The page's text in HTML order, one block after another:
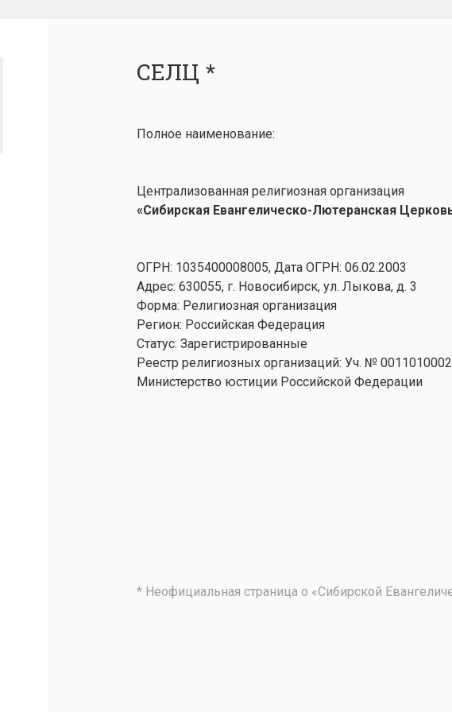
СЕЛЦ *
Полное наименование:
Централизованная религиозная организация
«Сибирская Евангелическо-Лютеранская
ОГРН: 1035400008005, Дата ОГРН: 06.02.2003
Адрес: 630055, г. Новосибирск, ул. Лыкова, д. 3
Форма: Религиозная организация
Регион: Российская Федерация
Статус: Зарегистрированные
Реестр религиозных организаций: Уч. № 0011010002
Министерство юстиции Российской Федерации
* Неофициальная страница о «Сибирской